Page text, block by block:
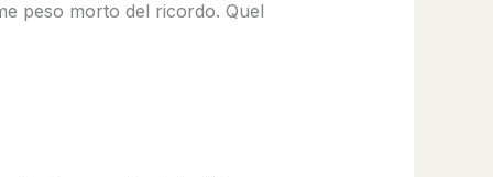
peso morto del ricordo. Quel